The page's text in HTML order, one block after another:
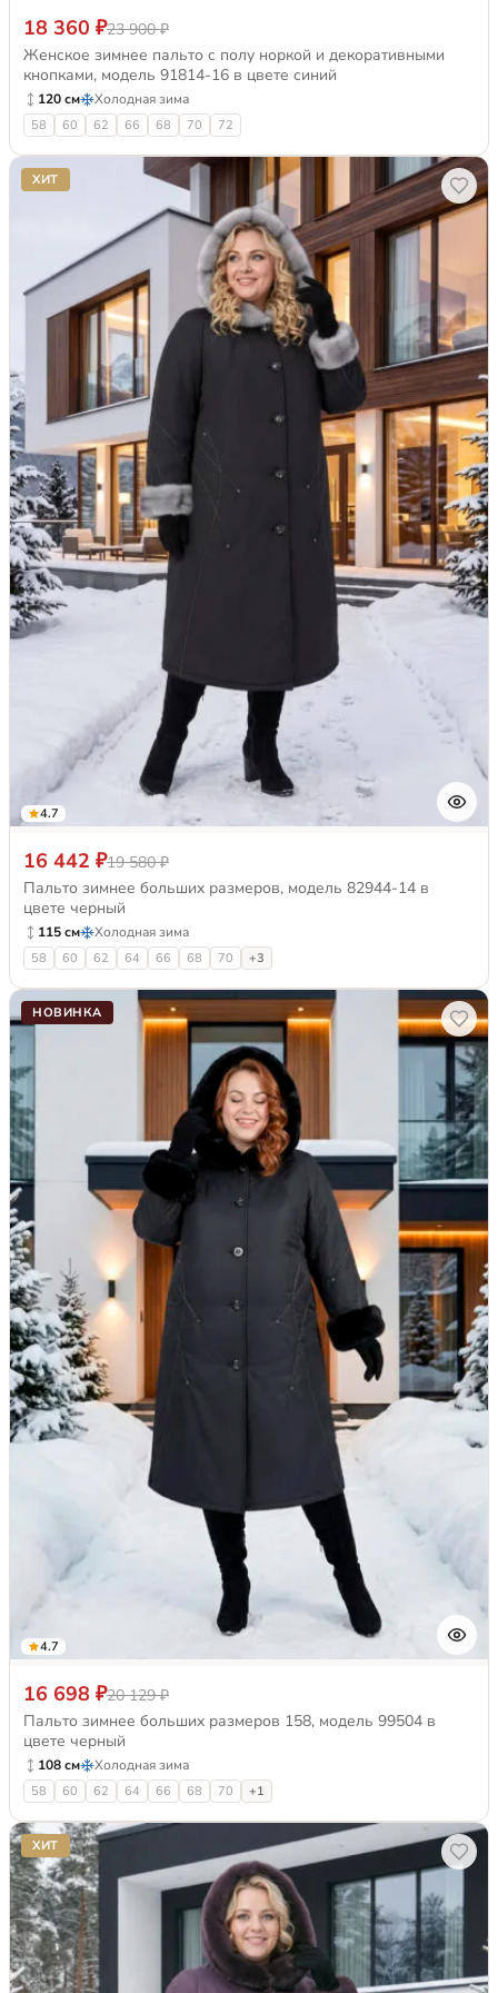
18 360 ₽23 900 ₽
Женское зимнее пальто с полу норкой и декоративными
кнопками, модель 91814-16 в цвете синий
120 см Холодная зима
58 60 62 66 68 70 72
ХИТ
4.7
16 442 ₽19 580 ₽
Пальто зимнее больших размеров, модель 82944-14 в
цвете черный
115 см Холодная зима
58 60 62 64 66 68 70 +3
НОВИНКА
4.7
16 698 ₽20 129 ₽
Пальто зимнее больших размеров 158, модель 99504 в
цвете черный
108 см Холодная зима
58 60 62 64 66 68 70 +1
ХИТ